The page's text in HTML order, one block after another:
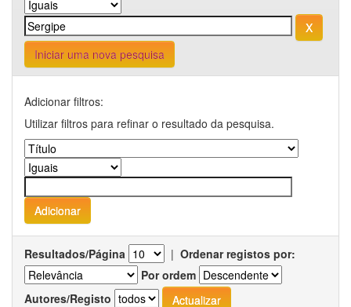
Iniciar uma nova pesquisa
Adicionar filtros:
Utilizar filtros para refinar o resultado da pesquisa.
Resultados/Página | Ordenar registos por:
Por ordem
Autores/Registo